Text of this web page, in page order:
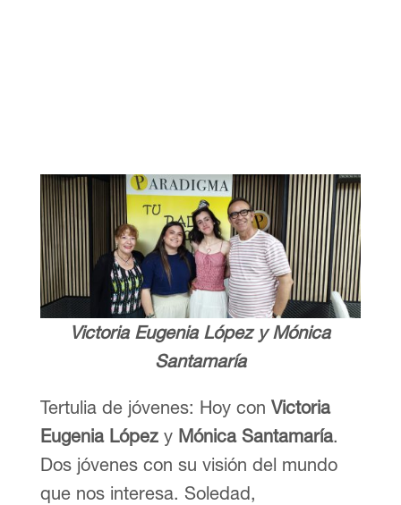
Victoria Eugenia LópezyMónica
Santamaría
Tertulia de jóvenes: Hoy con Victoria
Eugenia Lópezy Mónica Santamaría.
Dos jóvenes con su visión del mundo
que nos interesa. Soledad,